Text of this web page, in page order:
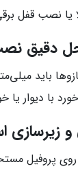
یا نصب قفل
دقیق
با دیوار یا
زیرسازی
روی پروفیل